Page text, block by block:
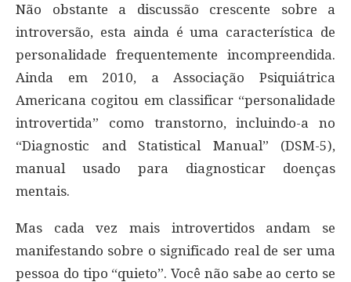
Não obstante a discussão crescente sobre a
introversão, esta ainda é uma característica de
personalidade frequentemente incompreendida.
Ainda em 2010, a Associação Psiquiátrica
Americana cogitou em classificar “personalidade
introvertida” como transtorno, incluindo-a no
“Diagnostic and Statistical Manual” (DSM-5),
manual usado para diagnosticar doenças
mentais.
Mas cada vez mais introvertidos andam se
manifestando sobre o significado real de ser uma
pessoa do tipo “quieto”. Você não sabe ao certo se